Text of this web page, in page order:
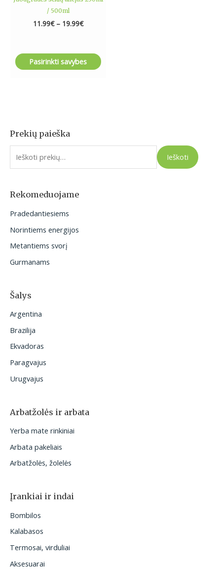
Prekių paieška
I
e
o
:
Ieškoti
Rekomeduojame
Pradedantiesiems
Norintiems energijos
Metantiems svorį
Gurmanams
Šalys
Argentina
Brazilija
Ekvadoras
Paragvajus
Urugvajus
Arbatžolės ir arbata
Yerba mate rinkiniai
Arbata pakeliais
Arbatžolės, žolelės
Įrankiai ir indai
Bombilos
Kalabasos
Termosai, virduliai
Aksesuarai
/ 500ml
11.99€ – 19.99€
Pasirinkti savybes
page